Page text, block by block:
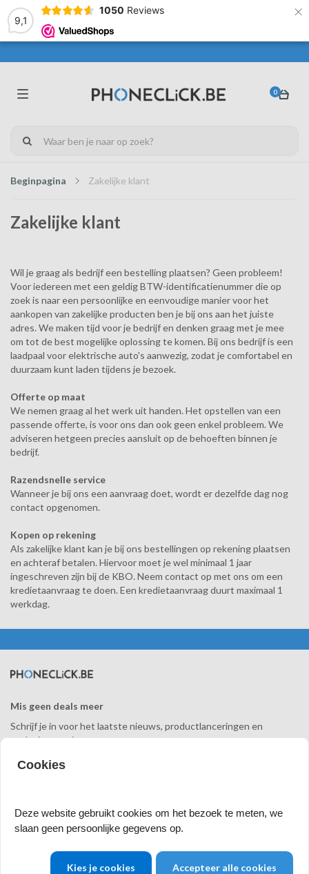
9,1
1050 Reviews ×
0
Beginpagina Zakelijke klant
Zakelijke klant
Wil je graag als bedrijf een bestelling plaatsen? Geen probleem!
Voor iedereen met een geldig BTW-identificatienummer die op
zoek is naar een persoonlijke en eenvoudige manier voor het
aankopen van zakelijke producten ben je bij ons aan het juiste
adres. We maken tijd voor je bedrijf en denken graag met je mee
om tot de best mogelijke oplossing te komen. Bij ons bedrijf is een
laadpaal voor elektrische auto's aanwezig, zodat je comfortabel en
duurzaam kunt laden tijdens je bezoek.
Offerte op maat
We nemen graag al het werk uit handen. Het opstellen van een
passende offerte, is voor ons dan ook geen enkel probleem. We
adviseren hetgeen precies aansluit op de behoeften binnen je
bedrijf.
Razendsnelle service
Wanneer je bij ons een aanvraag doet, wordt er dezelfde dag nog
contact opgenomen.
Kopen op rekening
Als zakelijke klant kan je bij ons bestellingen op rekening plaatsen
en achteraf betalen. Hiervoor moet je wel minimaal 1 jaar
ingeschreven zijn bij de KBO. Neem contact op met ons om een
kredietaanvraag te doen. Een kredietaanvraag duurt maximaal 1
werkdag.
Mis geen deals meer
Schrijf je in voor het laatste nieuws, productlanceringen en
exclusieve acties.
Aanmelden
Contactinformatie Categorieën
Cookies
Deze website gebruikt cookies om het bezoek te meten, we
slaan geen persoonlijke gegevens op.
Accepteer alle cookies
Kies je cookies